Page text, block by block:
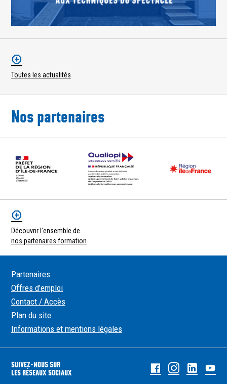
Toutes les actualités
Nos partenaires
Découvrir l’ensemble de
nos partenaires formation
Partenaires
Offres d’emploi
Contact / Accès
Plan du site
Informations et mentions légales
SUIVEZ-NOUS SUR
LES RÉSEAUX SOCIAUX
FacebookInstagram